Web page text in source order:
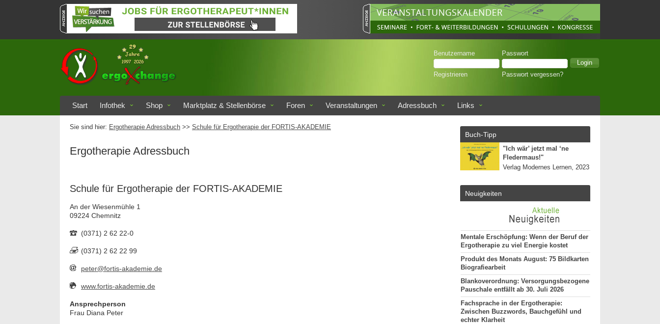
Benutzername Passwort
Registrieren Passwort vergessen?
Start Infothek Shop Marktplatz & Stellenbörse Foren Veranstaltungen Adressbuch Links
Sie sind hier: Ergotherapie Adressbuch >> Schule für Ergotherapie der FORTIS-AKADEMIE
Ergotherapie Adressbuch
Schule für Ergotherapie der FORTIS-AKADEMIE
An der Wiesenmühle 1
09224 Chemnitz
(0371) 2 62 22-0
(0371) 2 62 22 99
peter@fortis-akademie.de
www.fortis-akademie.de
Ansprechperson
Frau Diana Peter
Buch-Tipp
"Ich wär’ jetzt mal ‘ne
Fledermaus!"
Verlag Modernes Lernen, 2023
Neuigkeiten
Mentale Erschöpfung: Wenn der Beruf der
Ergotherapie zu viel Energie kostet
Produkt des Monats August: 75 Bildkarten
Biografiearbeit
Blankoverordnung: Versorgungsbezogene
Pauschale entfällt ab 30. Juli 2026
Fachsprache in der Ergotherapie:
Zwischen Buzzwords, Bauchgefühl und
echter Klarheit